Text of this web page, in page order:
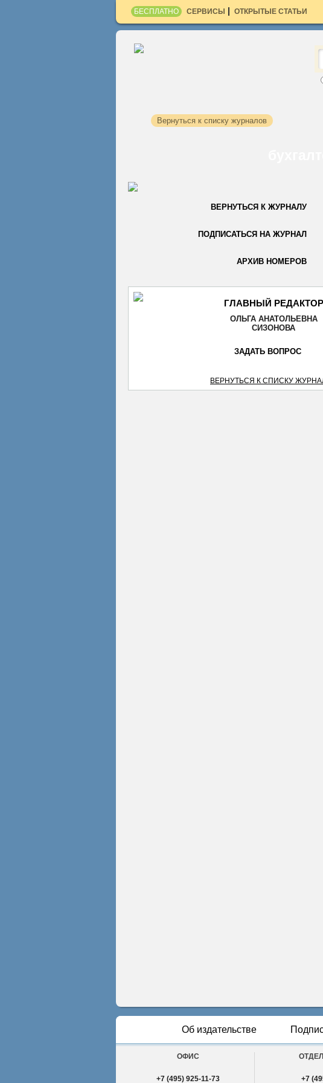
БЕСПЛАТНО СЕРВИСЫ ОТКРЫТЫЕ СТАТЬИ
Вернуться к списку журналов
ВЕРНУТЬСЯ К ЖУРНАЛУ
ПОДПИСАТЬСЯ НА ЖУРНАЛ
АРХИВ НОМЕРОВ
ГЛАВНЫЙ РЕДАКТОР
ОЛЬГА АНАТОЛЬЕВНА
СИЗОНОВА
ЗАДАТЬ ВОПРОС
ВЕРНУТЬСЯ К СПИСКУ
Об издательстве
ОФИС
+7 (495) 925-11-73 +7
Введите
Для
Для